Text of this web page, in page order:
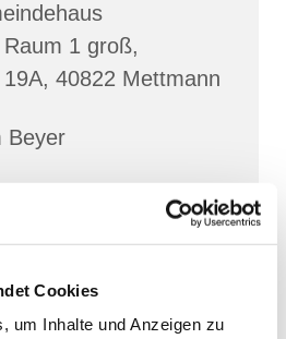
Cookies
um Inhalte und Anzeigen zu
1 groß,
40822 Mettmann
Beyer